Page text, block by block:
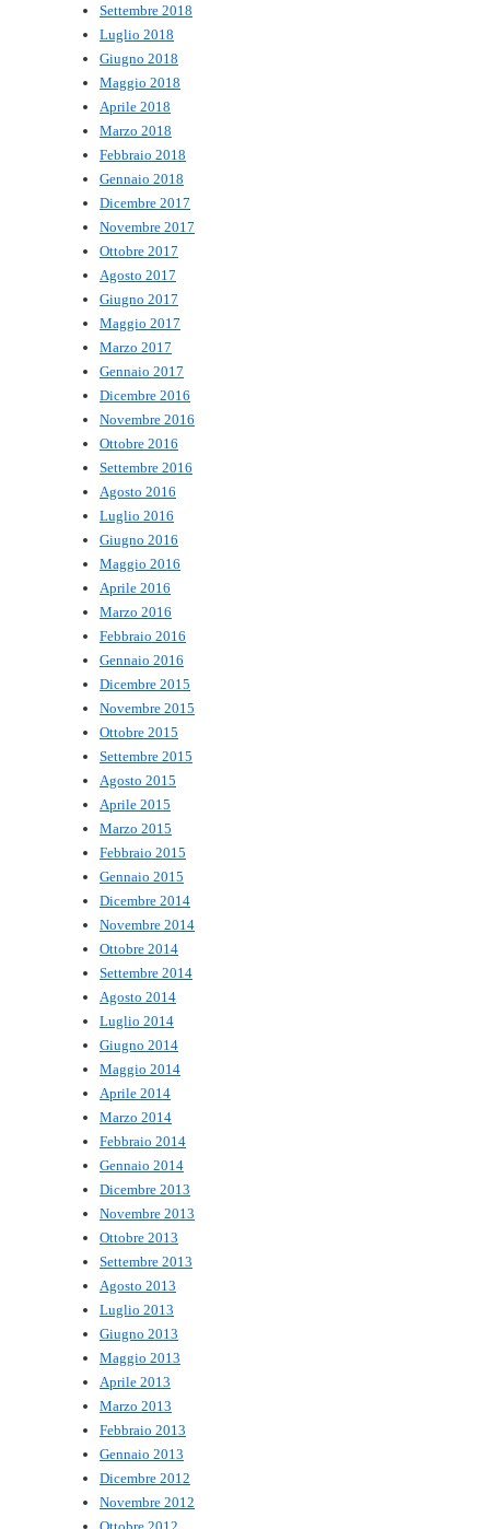
Settembre 2018
Luglio 2018
Giugno 2018
Maggio 2018
Aprile 2018
Marzo 2018
Febbraio 2018
Gennaio 2018
Dicembre 2017
Novembre 2017
Ottobre 2017
Agosto 2017
Giugno 2017
Maggio 2017
Marzo 2017
Gennaio 2017
Dicembre 2016
Novembre 2016
Ottobre 2016
Settembre 2016
Agosto 2016
Luglio 2016
Giugno 2016
Maggio 2016
Aprile 2016
Marzo 2016
Febbraio 2016
Gennaio 2016
Dicembre 2015
Novembre 2015
Ottobre 2015
Settembre 2015
Agosto 2015
Aprile 2015
Marzo 2015
Febbraio 2015
Gennaio 2015
Dicembre 2014
Novembre 2014
Ottobre 2014
Settembre 2014
Agosto 2014
Luglio 2014
Giugno 2014
Maggio 2014
Aprile 2014
Marzo 2014
Febbraio 2014
Gennaio 2014
Dicembre 2013
Novembre 2013
Ottobre 2013
Settembre 2013
Agosto 2013
Luglio 2013
Giugno 2013
Maggio 2013
Aprile 2013
Marzo 2013
Febbraio 2013
Gennaio 2013
Dicembre 2012
Novembre 2012